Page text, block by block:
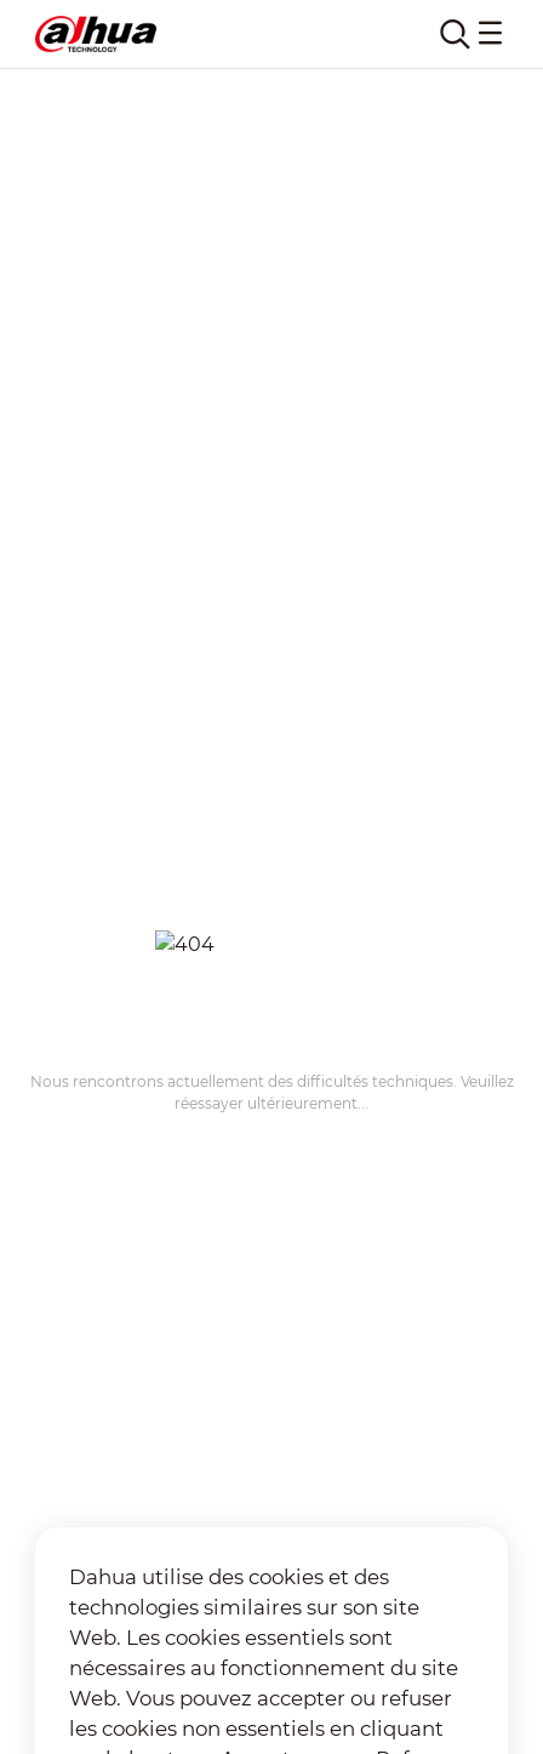
Nous rencontrons actuellement des difficultés techniques. Veuillez
réessayer ultérieurement...
Dahua utilise des cookies et des
technologies similaires sur son site
Web. Les cookies essentiels sont
nécessaires au fonctionnement du site
Web. Vous pouvez accepter ou refuser
les cookies non essentiels en cliquant